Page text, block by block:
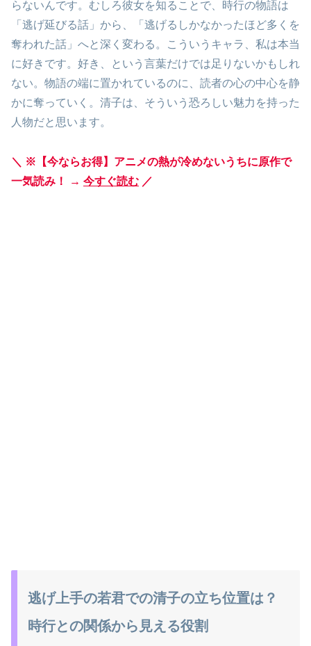
らないんです。むしろ彼女を知ることで、時行の物語は
「逃げ延びる話」から、「逃げるしかなかったほど多くを
奪われた話」へと深く変わる。こういうキャラ、私は本当
に好きです。好き、という言葉だけでは足りないかもしれ
ない。物語の端に置かれているのに、読者の心の中心を静
かに奪っていく。清子は、そういう恐ろしい魅力を持った
人物だと思います。
＼ ※【今ならお得】アニメの熱が冷めないうちに原作で
一気読み！ → 今すぐ読む ／
逃げ上手の若君での清子の立ち位置は？
時行との関係から見える役割